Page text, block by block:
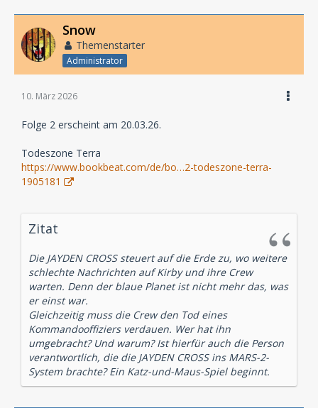
Snow
Themenstarter
Administrator
10. März 2026
Folge 2 erscheint am 20.03.26.
Todeszone Terra
https://www.bookbeat.com/de/bo…2-todeszone-terra-
1905181
Zitat
Die JAYDEN CROSS steuert auf die Erde zu, wo weitere
schlechte Nachrichten auf Kirby und ihre Crew
warten. Denn der blaue Planet ist nicht mehr das, was
er einst war.
Gleichzeitig muss die Crew den Tod eines
Kommandooffiziers verdauen. Wer hat ihn
umgebracht? Und warum? Ist hierfür auch die Person
verantwortlich, die die JAYDEN CROSS ins MARS-2-
System brachte? Ein Katz-und-Maus-Spiel beginnt.